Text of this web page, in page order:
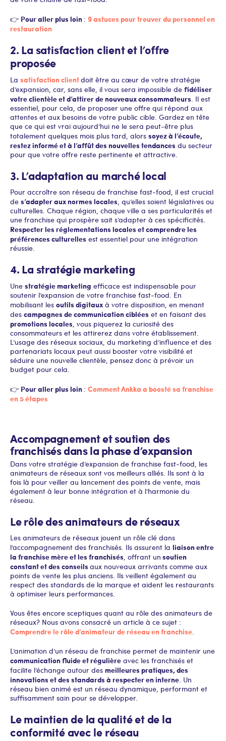
👉 Pour aller plus loin : 9 astuces pour trouver du personnel en
restauration
2. La satisfaction client et l’offre
proposée
La satisfaction clientdoit être au cœur de votre stratégie
d’expansion, car, sans elle, il vous sera impossible de fidéliser
votre clientèle et d’attirer de nouveaux consommateurs. Il est
essentiel, pour cela, de proposer une offre qui répond aux
attentes et aux besoins de votre public cible. Gardez en tête
que ce qui est vrai aujourd’hui ne le sera peut-être plus
totalement quelques mois plus tard, alors soyez à l’écoute,
restez informé et à l’affût des nouvelles tendances du secteur
pour que votre offre reste pertinente et attractive.
3. L’adaptation au marché local
Pour accroître son réseau de franchise fast-food, il est crucial
de s’adapter aux normes locales, qu’elles soient législatives ou
culturelles. Chaque région, chaque ville a ses particularités et
une franchise qui prospère sait s’adapter à ces spécificités.
Respecter les réglementations locales et comprendre les
préférences culturelles est essentiel pour une intégration
réussie.
4. La stratégie marketing
Une stratégie marketing efficace est indispensable pour
soutenir l’expansion de votre franchise fast-food. En
mobilisant les outils digitaux à votre disposition, en menant
des campagnes de communication ciblées et en faisant des
promotions locales, vous piquerez la curiosité des
consommateurs et les attirerez dans votre établissement.
L’usage des réseaux sociaux, du marketing d’influence et des
partenariats locaux peut aussi booster votre visibilité et
séduire une nouvelle clientèle, pensez donc à prévoir un
budget pour cela.
👉 Pour aller plus loin : Comment Ankka a boosté sa franchise
en 5 étapes
Accompagnement et soutien des
franchisés dans la phase d’expansion
Dans votre stratégie d’expansion de franchise fast-food, les
animateurs de réseaux sont vos meilleurs alliés. Ils sont à la
fois là pour veiller au lancement des points de vente, mais
également à leur bonne intégration et à l’harmonie du
réseau.
Le rôle des animateurs de réseaux
Les animateurs de réseaux jouent un rôle clé dans
l’accompagnement des franchisés. Ils assurent la liaison entre
la franchise mère et les franchisés, offrant un soutien
constant et des conseils aux nouveaux arrivants comme aux
points de vente les plus anciens. Ils veillent également au
respect des standards de la marque et aident les restaurants
à optimiser leurs performances.
Vous êtes encore sceptiques quant au rôle des animateurs de
réseaux ? Nous avons consacré un article à ce sujet :
Comprendre le rôle d’animateur de réseau en franchise.
L’animation d’un réseau de franchise permet de maintenir une
communication fluide et régulière avec les franchisés et
facilite l’échange autour des meilleures pratiques, des
innovations et des standards à respecter en interne. Un
réseau bien animé est un réseau dynamique, performant et
suffisamment sain pour se développer.
Le maintien de la qualité et de la
conformité avec le réseau